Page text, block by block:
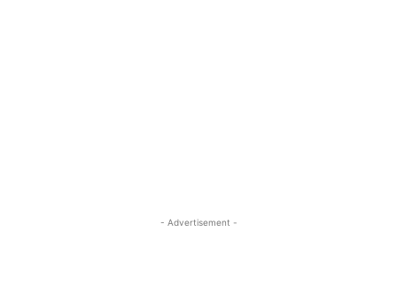
- Advertisement -